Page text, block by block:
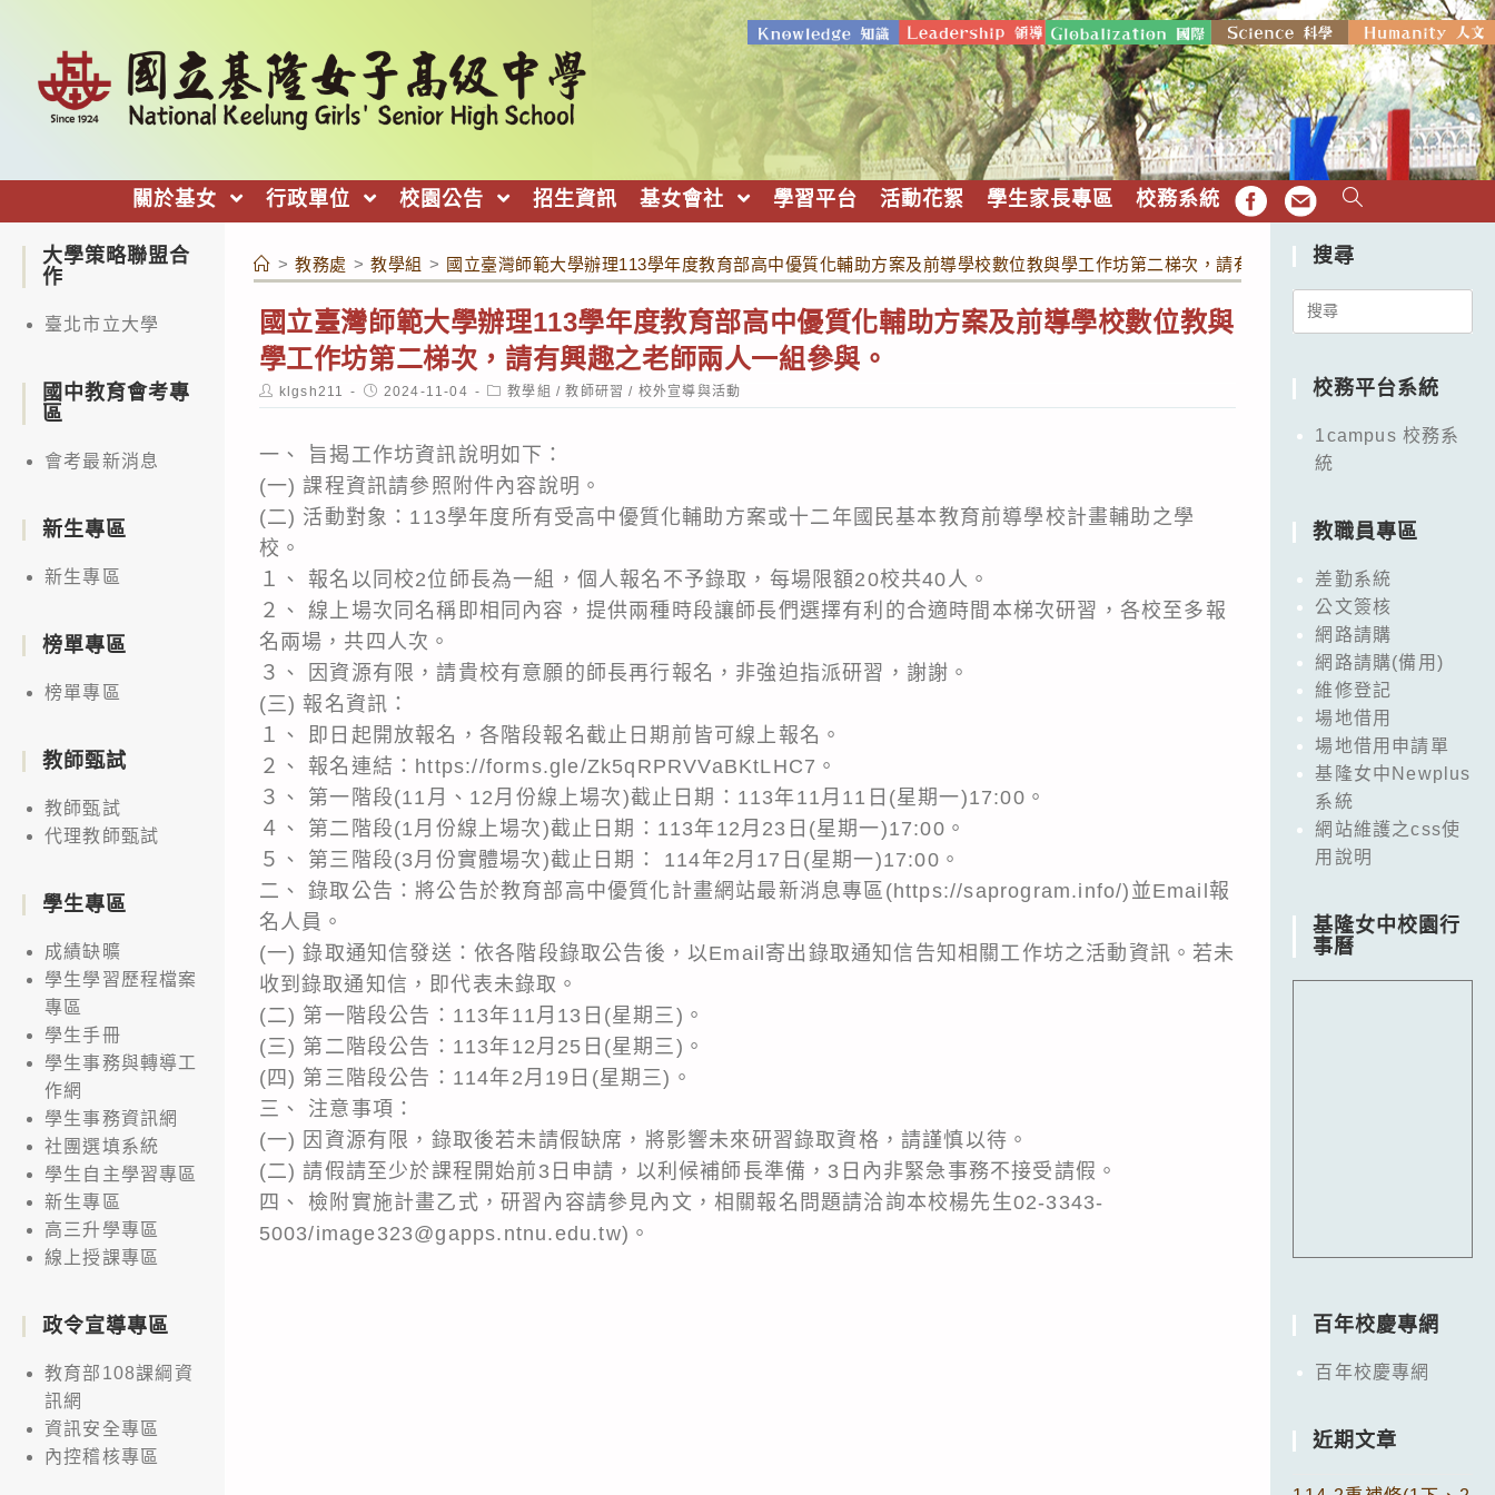
關於基女 行政單位 校園公告 招生資訊 基女會社 學習平台 活動花絮 學生家長專區 校務系統 FB EMAIL
> 教務處 > 教學組 > 國立臺灣師範大學辦理113學年度教育部高中優質化輔助方案及前導學校數位教與學工作坊第二梯次，請有興趣之老師兩人一組參與。
國立臺灣師範大學辦理113學年度教育部高中優質化輔助方案及前導學校數位教與
學工作坊第二梯次，請有興趣之老師兩人一組參與。
Post
author:
klgsh211
Post
published:
2024-11-04
Post
category:
教學組 / 教師研習 / 校外宣導與活動
一、 旨揭工作坊資訊說明如下：
(一) 課程資訊請參照附件內容說明。
(二) 活動對象：113學年度所有受高中優質化輔助方案或十二年國民基本教育前導學校計畫輔助之學
校。
１、 報名以同校2位師長為一組，個人報名不予錄取，每場限額20校共40人。
２、 線上場次同名稱即相同內容，提供兩種時段讓師長們選擇有利的合適時間本梯次研習，各校至多報
名兩場，共四人次。
３、 因資源有限，請貴校有意願的師長再行報名，非強迫指派研習，謝謝。
(三) 報名資訊：
１、 即日起開放報名，各階段報名截止日期前皆可線上報名。
２、 報名連結：https://forms.gle/Zk5qRPRVVaBKtLHC7。
３、 第一階段(11月、12月份線上場次)截止日期：113年11月11日(星期一)17:00。
４、 第二階段(1月份線上場次)截止日期：113年12月23日(星期一)17:00。
５、 第三階段(3月份實體場次)截止日期： 114年2月17日(星期一)17:00。
二、 錄取公告：將公告於教育部高中優質化計畫網站最新消息專區(https://saprogram.info/)並Email報
名人員。
(一) 錄取通知信發送：依各階段錄取公告後，以Email寄出錄取通知信告知相關工作坊之活動資訊。若未
收到錄取通知信，即代表未錄取。
(二) 第一階段公告：113年11月13日(星期三)。
(三) 第二階段公告：113年12月25日(星期三)。
(四) 第三階段公告：114年2月19日(星期三)。
三、 注意事項：
(一) 因資源有限，錄取後若未請假缺席，將影響未來研習錄取資格，請謹慎以待。
(二) 請假請至少於課程開始前3日申請，以利候補師長準備，3日內非緊急事務不接受請假。
四、 檢附實施計畫乙式，研習內容請參見內文，相關報名問題請洽詢本校楊先生02-3343-
5003/image323@gapps.ntnu.edu.tw)。
大學策略聯盟合
作
臺北市立大學
國中教育會考專
區
會考最新消息
新生專區
新生專區
榜單專區
榜單專區
教師甄試
教師甄試
代理教師甄試
學生專區
成績缺曠
學生學習歷程檔案
專區
學生手冊
學生事務與轉導工
作網
學生事務資訊網
社團選填系統
學生自主學習專區
新生專區
高三升學專區
線上授課專區
政令宣導專區
教育部108課綱資
訊網
資訊安全專區
內控稽核專區
搜尋
Search
校務平台系統
1campus 校務系
統
教職員專區
差勤系統
公文簽核
網路請購
網路請購(備用)
維修登記
場地借用
場地借用申請單
基隆女中Newplus
系統
網站維護之css使
用說明
基隆女中校園行
事曆
百年校慶專網
百年校慶專網
近期文章